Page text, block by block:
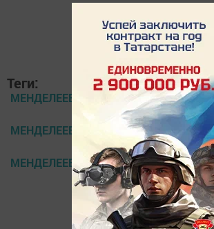
Авторизоваться
Теги:
МЕНДЕЛЕЕВСК
МЕНДЕЛЕЕВСК ЯҢАЛЫКЛАРЫ
МЕНДЕЛЕЕВСКИГА УКРАИНА ХАЛКЫ